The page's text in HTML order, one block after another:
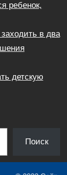
ребенок,
в два
детскую
Поиск